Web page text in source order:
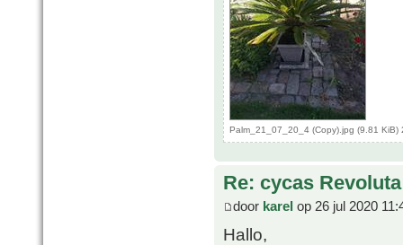
Palm_21_07_20_4 (Copy).jpg (9.81 KiB)
Re: cycas Revoluta
door karel op 26 jul 2020
Hallo,